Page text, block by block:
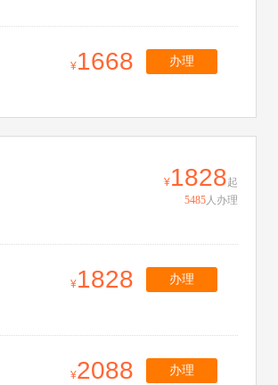
1668 办理
1828起
5485人办理
1828 办理
2088 办理